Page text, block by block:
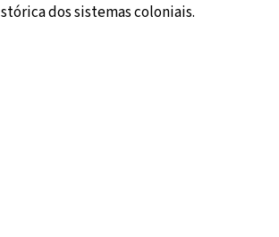
dos sistemas coloniais.